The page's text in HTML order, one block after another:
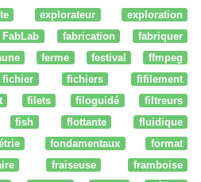
explorateur
exploration
FabLab fabrication
fabriquer
ferme festival
ffmpeg
fichier fichiers
fifilement
filets filoguidé
filtreurs
fish flottante
fluidique
fondamentaux
format
fraiseuse
framboise